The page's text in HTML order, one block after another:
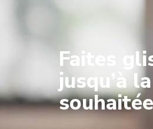
Faites
jusqu’à
souhaitée